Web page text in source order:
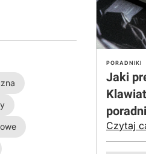
PORADNIKI
Jaki
Czytaj